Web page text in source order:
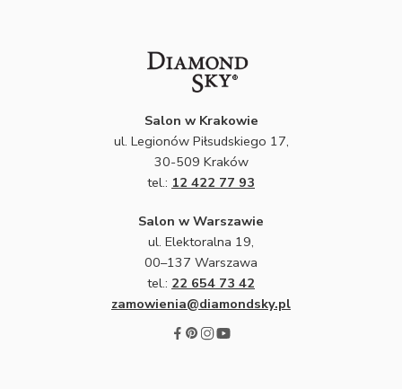
Salon w Krakowie
ul. Legionów Piłsudskiego 17,
30-509 Kraków
tel.: 12 422 77 93
Salon w Warszawie
ul. Elektoralna 19,
00–137 Warszawa
tel.: 22 654 73 42
zamowienia@diamondsky.pl